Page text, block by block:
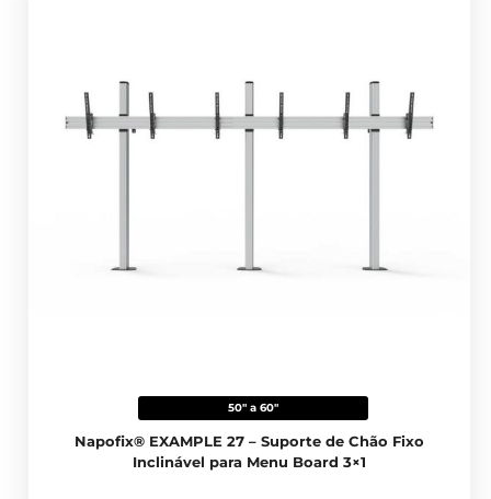
50" a 60"
Napofix® EXAMPLE 27 – Suporte de Chão Fixo
Inclinável para Menu Board 3×1